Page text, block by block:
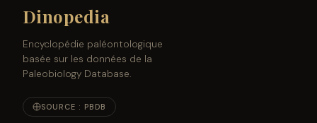
sauropods in the yield of the Tendaguru Expedition,
1909-1912]. Palaeontographica, Supplement VII (1)
W. Janensch. 1914. Übersicht über die Wirbeltierfauna
der Tendaguru-Schichten [Overview of the vertebrate
fauna of the Tendaguru beds]. Archiv für Biontologie
3:81-110
Dinopedia
Encyclopédie paléontologique
basée sur les données de la
Paleobiology Database.
SOURCE : PBDB